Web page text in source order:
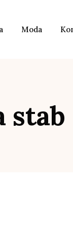
Moda
stab